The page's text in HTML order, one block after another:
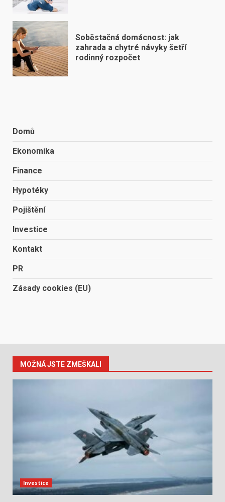
Soběstačná domácnost: jak
zahrada a chytré návyky šetří
rodinný rozpočet
Domů
Ekonomika
Finance
Hypotéky
Pojištění
Investice
Kontakt
PR
Zásady cookies (EU)
MOŽNÁ JSTE ZMEŠKALI
Investice